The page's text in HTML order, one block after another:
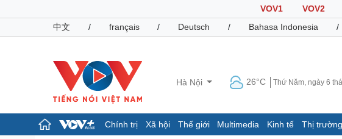
VOV1 VOV2
中文
/ français / Deutsch / Bahasa Indonesia /
Hà Nội 26°C Thứ Năm, ngày 6
Chính trị Xã hội Thế giới Multimedia Kinh tế Thị trường